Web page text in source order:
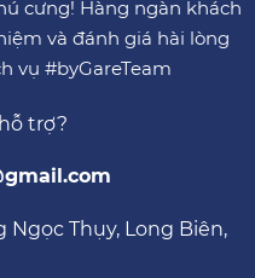
cưng! Hàng ngàn khách
và đánh giá hài lòng
vụ #byGareTeam
trợ?
Ngọc Thụy, Long Biên,